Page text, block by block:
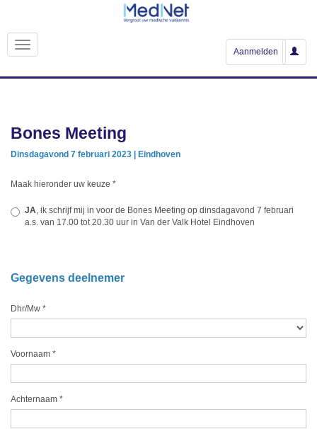
Aanmelden
Bones Meeting
Dinsdagavond 7 februari 2023 | Eindhoven
Maak hieronder uw keuze *
JA , ik schrijf mij in voor de Bones Meeting op dinsdagavond 7 februari
a.s. van 17.00 tot 20.30 uur in Van der Valk Hotel Eindhoven
Gegevens deelnemer
Dhr/Mw *
Voornaam *
Achternaam *